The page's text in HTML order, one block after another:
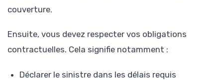
couverture.
Ensuite, vous devez respecter vos obligations
contractuelles. Cela signifie notamment :
Déclarer le sinistre dans les délais requis